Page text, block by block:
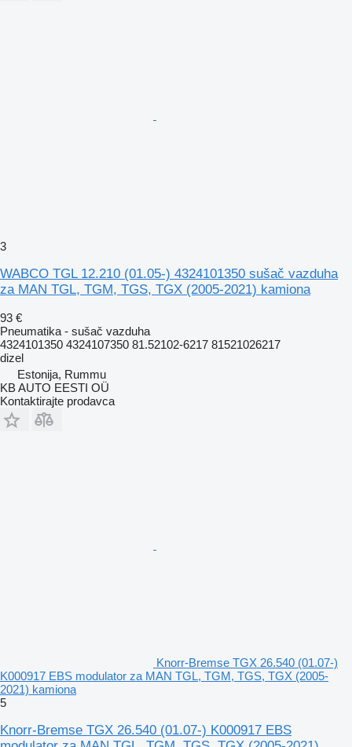
3
WABCO TGL 12.210 (01.05-) 4324101350 sušač vazduha
za MAN TGL, TGM, TGS, TGX (2005-2021) kamiona
93 €
Pneumatika - sušač vazduha
4324101350 4324107350 81.52102-6217 81521026217
dizel
Estonija, Rummu
KB AUTO EESTI OÜ
Kontaktirajte prodavca
Knorr-Bremse TGX 26.540 (01.07-)
K000917 EBS modulator za MAN TGL, TGM, TGS, TGX (2005-
2021) kamiona
5
Knorr-Bremse TGX 26.540 (01.07-) K000917 EBS